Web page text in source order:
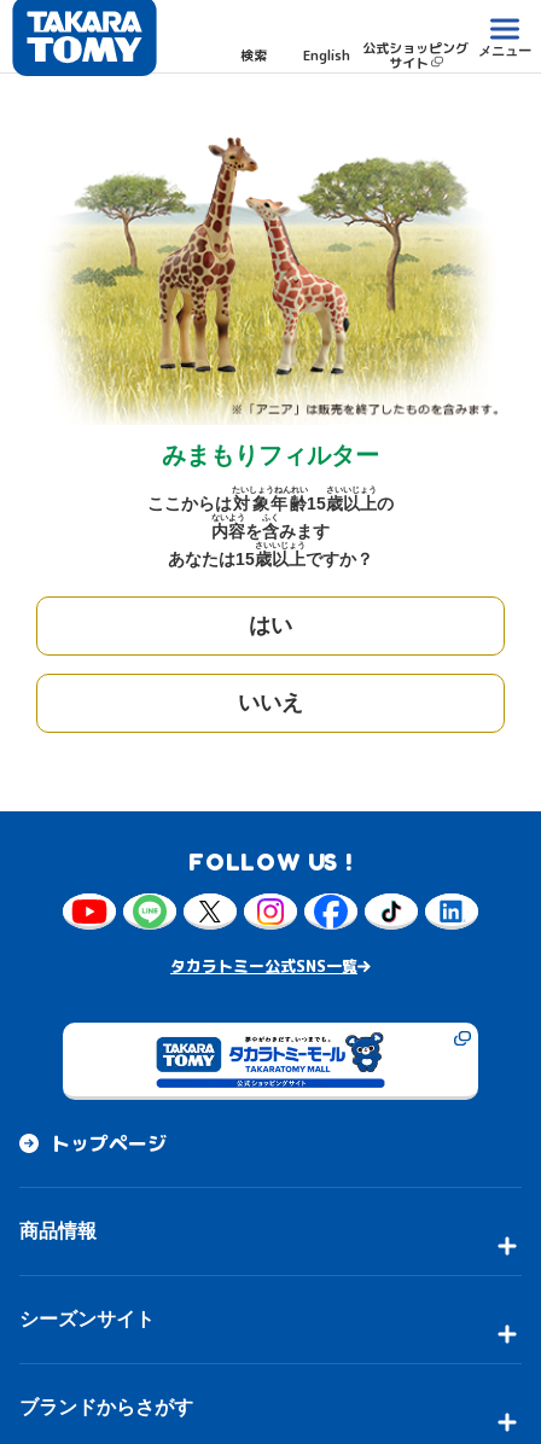
検索 English 公式ショッピング
サイト
メニュー
みまもりフィルター
ここからは対象年齢
たいしょうねんれい
15歳
さい
以上
いじょう
の
内容
ないよう
を含
ふく
みます
あなたは15歳
さい
以上
いじょう
ですか？
はい
いいえ
FOLLOW US !
タカラトミー公式SNS一覧
トップページ
商品情報
シーズンサイト
ブランドからさがす